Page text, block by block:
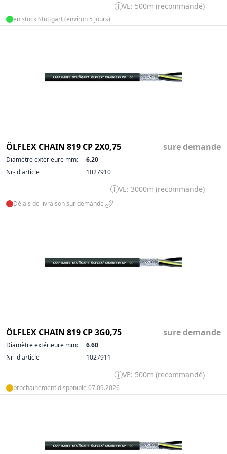
VE: 500m (recommandé)
en stock Stuttgart (environ 5 jours)
ÖLFLEX CHAIN 819 CP 2X0,75 sure demande
Diamètre extérieure mm:
6.20
Nr- d'article
1027910
VE: 3000m (recommandé)
Délais de livraison sur demande
ÖLFLEX CHAIN 819 CP 3G0,75 sure demande
Diamètre extérieure mm:
6.60
Nr- d'article
1027911
VE: 500m (recommandé)
prochainement disponible 07.09.2026